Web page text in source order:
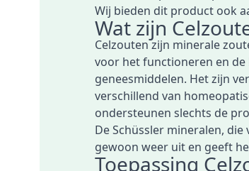
Wij bieden dit product ook
Wat zijn
Celzouten zijn minerale
voor het functioneren en de
geneesmiddelen. Het zijn
verschillend van
ondersteunen slechts de
De Schüssler mineralen,
gewoon weer uit en geeft
Toepassing